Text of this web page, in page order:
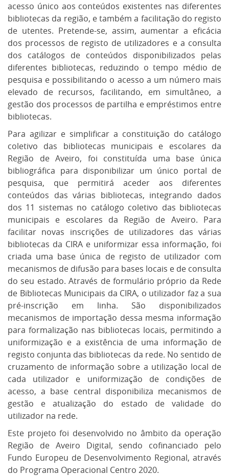
acesso único aos conteúdos existentes nas diferentes
bibliotecas da região, e também a facilitação do registo
de utentes. Pretende-se, assim, aumentar a eficácia
dos processos de registo de utilizadores e a consulta
dos catálogos de conteúdos disponibilizados pelas
diferentes bibliotecas, reduzindo o tempo médio de
pesquisa e possibilitando o acesso a um número mais
elevado de recursos, facilitando, em simultâneo, a
gestão dos processos de partilha e empréstimos entre
bibliotecas.
Para agilizar e simplificar a constituição do catálogo
coletivo das bibliotecas municipais e escolares da
Região de Aveiro, foi constituída uma base única
bibliográfica para disponibilizar um único portal de
pesquisa, que permitirá aceder aos diferentes
conteúdos das várias bibliotecas, integrando dados
dos 11 sistemas no catálogo coletivo das bibliotecas
municipais e escolares da Região de Aveiro. Para
facilitar novas inscrições de utilizadores das várias
bibliotecas da CIRA e uniformizar essa informação, foi
criada uma base única de registo de utilizador com
mecanismos de difusão para bases locais e de consulta
do seu estado. Através de formulário próprio da Rede
de Bibliotecas Municipais da CIRA, o utilizador faz a sua
pré-inscrição em linha. São disponibilizados
mecanismos de importação dessa mesma informação
para formalização nas bibliotecas locais, permitindo a
uniformização e a existência de uma informação de
registo conjunta das bibliotecas da rede. No sentido de
cruzamento de informação sobre a utilização local de
cada utilizador e uniformização de condições de
acesso, a base central disponibiliza mecanismos de
gestão e atualização do estado de validade do
utilizador na rede.
Este projeto foi desenvolvido no âmbito da operação
Região de Aveiro Digital, sendo cofinanciado pelo
Fundo Europeu de Desenvolvimento Regional, através
do Programa Operacional Centro 2020.